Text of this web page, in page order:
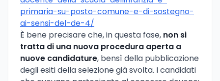
primaria-su-posto-comune-e-di-sostegno-
ai-sensi-del-de-4/
È bene precisare che, in questa fase, non si
tratta di una nuova procedura aperta a
nuove candidature, bensì della pubblicazione
degli esiti della selezione già svolta. I candidati